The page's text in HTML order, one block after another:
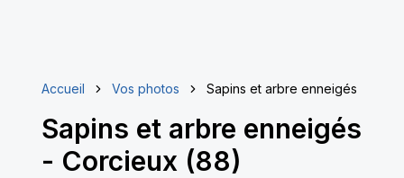
Accueil Vos photos Sapins et arbre enneigés
Sapins et arbre enneigés
- Corcieux (88)